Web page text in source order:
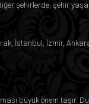
şehirlerde, şehir
İstanbul, İzmir,
büyük önem taşır.